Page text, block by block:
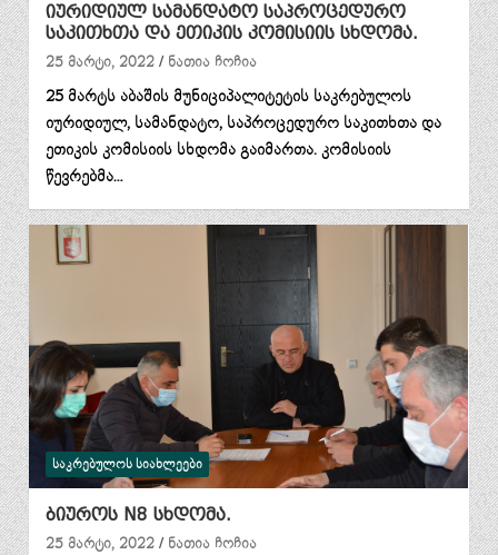
იურიდიულ სამანდატო საპროცედურო
საკითხთა და ეთიკის კომისიის სხდომა.
25 მარტი, 2022
ნათია ჩოჩია
25 მარტს აბაშის მუნიციპალიტეტის საკრებულოს
იურიდიულ, სამანდატო, საპროცედურო საკითხთა და
ეთიკის კომისიის სხდომა გაიმართა. კომისიის
წევრებმა…
ᲡᲐᲙᲠᲔᲑᲣᲚᲝᲡ ᲡᲘᲐᲮᲚᲔᲔᲑᲘ
ბიუროს N8 სხდომა.
25 მარტი, 2022
ნათია ჩოჩია